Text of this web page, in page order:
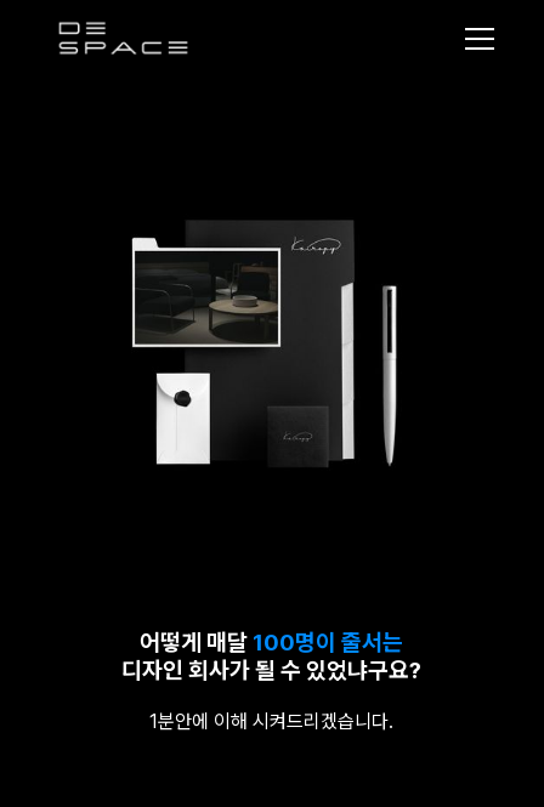
어떻게 매달 100명이 줄서는
디자인 회사가 될 수 있었냐구요?
1분안에 이해 시켜드리겠습니다.